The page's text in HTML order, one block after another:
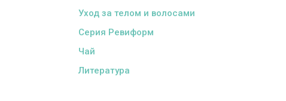
Уход за телом и волосами
Серия Ревиформ
Чай
Литература